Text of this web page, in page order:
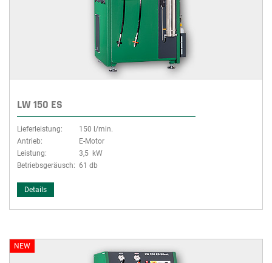
LW 150 ES
Lieferleistung:
150 l/min.
Antrieb:
E-Motor
Leistung:
3,5 kW
Betriebsgeräusch: 61 db
Details
NEW